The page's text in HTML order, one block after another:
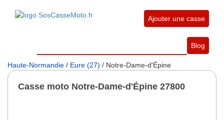
Ajouter une casse
Blog
Haute-Normandie / Eure (27) / Notre-Dame-d'Épine
Casse moto Notre-Dame-d'Épine 27800